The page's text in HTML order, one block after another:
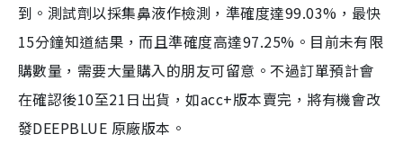
到。測試劑以採集鼻液作檢測，準確度達99.03%，最快
15分鐘知道結果，而且準確度高達97.25%。目前未有限
購數量，需要大量購入的朋友可留意。不過訂單預計會
在確認後10至21日出貨，如acc+版本賣完，將有機會改
發DEEPBLUE 原廠版本。